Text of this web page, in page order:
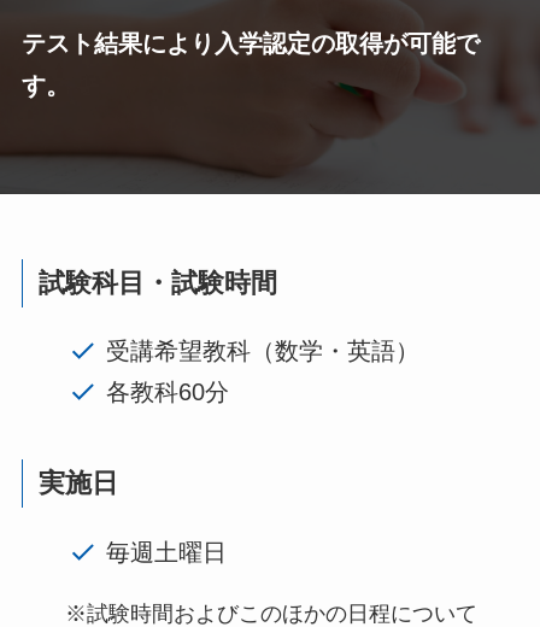
テスト結果により入学認定の取得が可能で
す。
試験科目・試験時間
受講希望教科（数学・英語）
各教科60分
実施日
毎週土曜日
※試験時間およびこのほかの日程について